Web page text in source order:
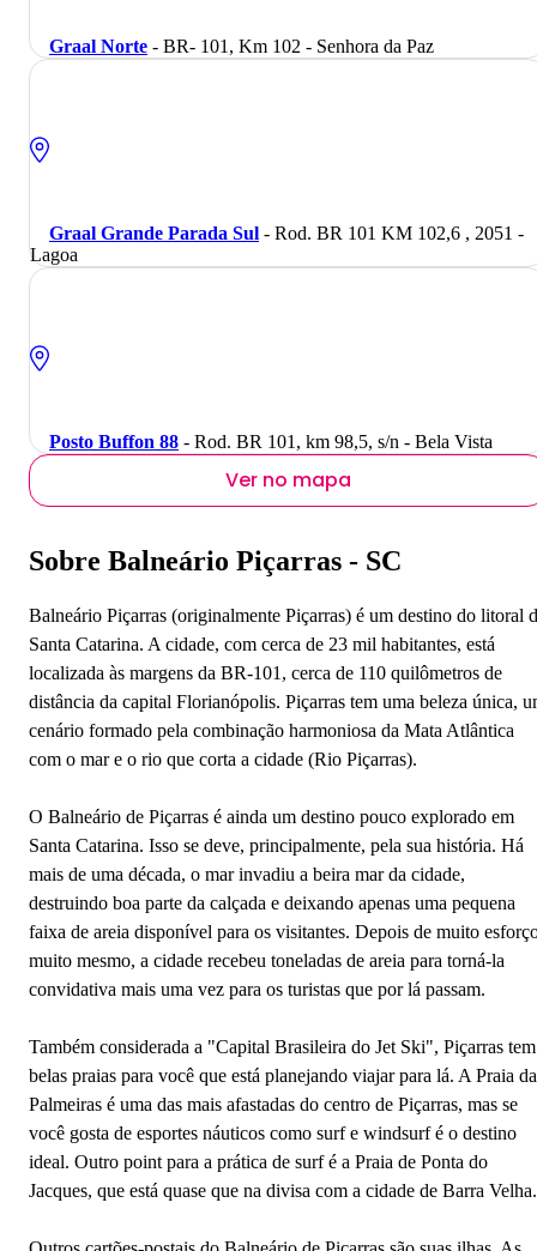
Graal Norte - BR- 101, Km 102 - Senhora da Paz
Graal Grande Parada Sul - Rod. BR 101 KM 102,6 , 2051 -
Lagoa
Posto Buffon 88 - Rod. BR 101, km 98,5, s/n - Bela Vista
Ver no mapa
Sobre Balneário Piçarras - SC
Balneário Piçarras (originalmente Piçarras) é um destino do litoral
Santa Catarina. A cidade, com cerca de 23 mil habitantes, está
localizada às margens da BR-101, cerca de 110 quilômetros de
distância da capital Florianópolis. Piçarras tem uma beleza única,
cenário formado pela combinação harmoniosa da Mata Atlântica
com o mar e o rio que corta a cidade (Rio Piçarras).
O Balneário de Piçarras é ainda um destino pouco explorado em
Santa Catarina. Isso se deve, principalmente, pela sua história. Há
mais de uma década, o mar invadiu a beira mar da cidade,
destruindo boa parte da calçada e deixando apenas uma pequena
faixa de areia disponível para os visitantes. Depois de muito
muito mesmo, a cidade recebeu toneladas de areia para torná-la
convidativa mais uma vez para os turistas que por lá passam.
Também considerada a "Capital Brasileira do Jet Ski", Piçarras tem
belas praias para você que está planejando viajar para lá. A Praia
Palmeiras é uma das mais afastadas do centro de Piçarras, mas se
você gosta de esportes náuticos como surf e windsurf é o destino
ideal. Outro point para a prática de surf é a Praia de Ponta do
Jacques, que está quase que na divisa com a cidade de Barra Velha.